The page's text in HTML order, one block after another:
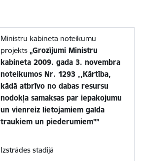
Ministru kabineta noteikumu
projekts „Grozījumi Ministru
kabineta 2009. gada 3. novembra
noteikumos Nr. 1293 ,,Kārtība,
kādā atbrīvo no dabas resursu
nodokļa samaksas par iepakojumu
un vienreiz lietojamiem galda
traukiem un piederumiem””
Izstrādes stadijā